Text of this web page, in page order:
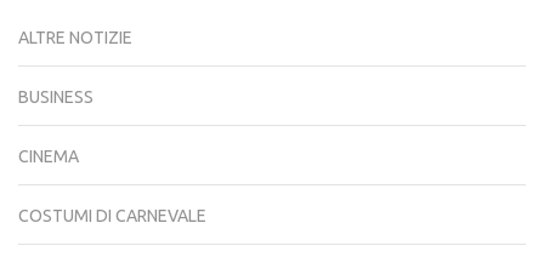
ALTRE NOTIZIE
BUSINESS
CINEMA
COSTUMI DI CARNEVALE